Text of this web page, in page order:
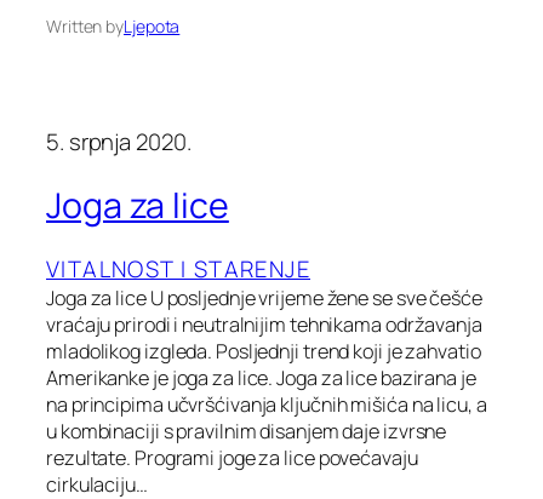
Written byLjepota
5. srpnja 2020.
Joga za lice
VITALNOST I STARENJE
Joga za lice U posljednje vrijeme žene se sve češće
vraćaju prirodi i neutralnijim tehnikama održavanja
mladolikog izgleda. Posljednji trend koji je zahvatio
Amerikanke je joga za lice. Joga za lice bazirana je
na principima učvršćivanja ključnih mišića na licu, a
u kombinaciji s pravilnim disanjem daje izvrsne
rezultate. Programi joge za lice povećavaju
cirkulaciju…